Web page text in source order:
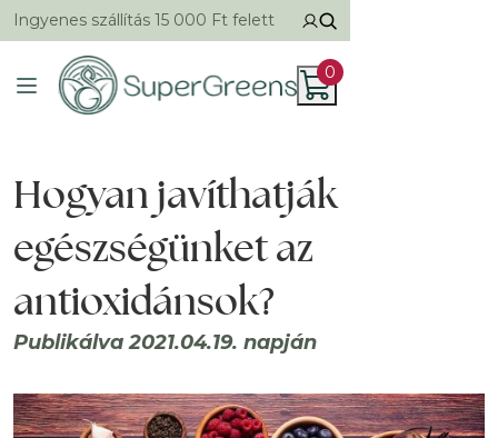
Ingyenes szállítás 15 000 Ft felett
0
Hogyan javíthatják
egészségünket az
antioxidánsok?
Publikálva 2021.04.19. napján